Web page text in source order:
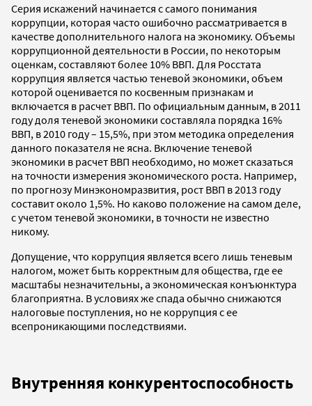
Серия искажений начинается с самого понимания
коррупции, которая часто ошибочно рассматривается в
качестве дополнительного налога на экономику. Объемы
коррупционной деятельности в России, по некоторым
оценкам, составляют более 10% ВВП. Для Росстата
коррупция является частью теневой экономики, объем
которой оценивается по косвенным признакам и
включается в расчет ВВП. По официальным данным, в 2011
году доля теневой экономики составляла порядка 16%
ВВП, в 2010 году – 15,5%, при этом методика определения
данного показателя не ясна. Включение теневой
экономики в расчет ВВП необходимо, но может сказаться
на точности измерения экономического роста. Например,
по прогнозу Минэкономразвития, рост ВВП в 2013 году
составит около 1,5%. Но каково положение на самом деле,
с учетом теневой экономики, в точности не известно
никому.
Допущение, что коррупция является всего лишь теневым
налогом, может быть корректным для общества, где ее
масштабы незначительны, а экономическая конъюнктура
благоприятна. В условиях же спада обычно снижаются
налоговые поступления, но не коррупция с ее
всепроникающими последствиями.
Внутренняя конкурентоспособность